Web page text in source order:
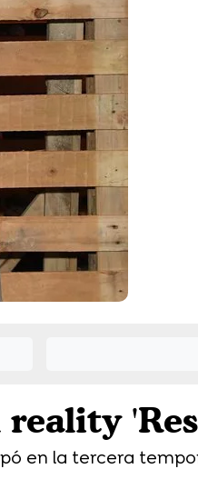
reality
en la tercera